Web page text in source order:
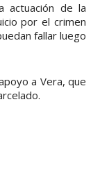
actuación de la
por el crimen
fallar luego
a Vera, que